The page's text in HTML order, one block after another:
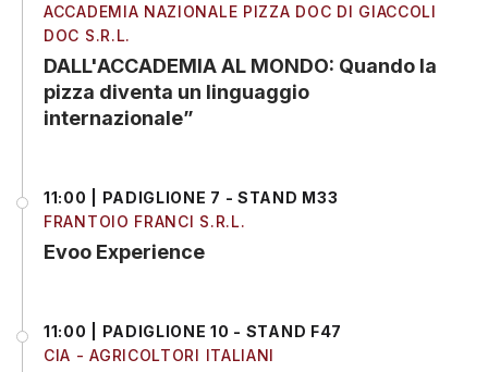
ACCADEMIA NAZIONALE PIZZA DOC DI GIACCOLI
DOC S.R.L.
DALL'ACCADEMIA AL MONDO: Quando la
pizza diventa un linguaggio
internazionale”
11:00 | PADIGLIONE 7 - STAND M33
FRANTOIO FRANCI S.R.L.
Evoo Experience
11:00 | PADIGLIONE 10 - STAND F47
CIA - AGRICOLTORI ITALIANI